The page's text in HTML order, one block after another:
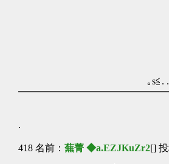
ﾍﾍ|' ,′ .!
,,-ｯ´. . |/! ﾉｪ
_. ／. /. . .
｡s≦. . . . . ./. .
｡s≦. . . . . .
.
418 名前： 蕪菁 ◆a.EZJKuZr2[]